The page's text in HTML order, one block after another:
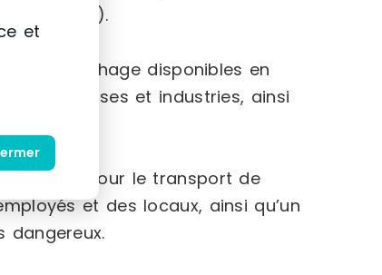
etc.).
d’affichage disponibles en
entreprises et industries, ainsi
pour le transport de
et des locaux, ainsi qu’un
dangereux.
et